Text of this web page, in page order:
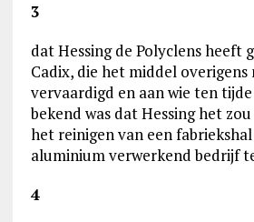
3
dat Hessing de Polyclens heeft
Cadix, die het middel overigens
vervaardigd en aan wie ten
bekend was dat Hessing het
het reinigen van een
aluminium verwerkend bedrijf
4